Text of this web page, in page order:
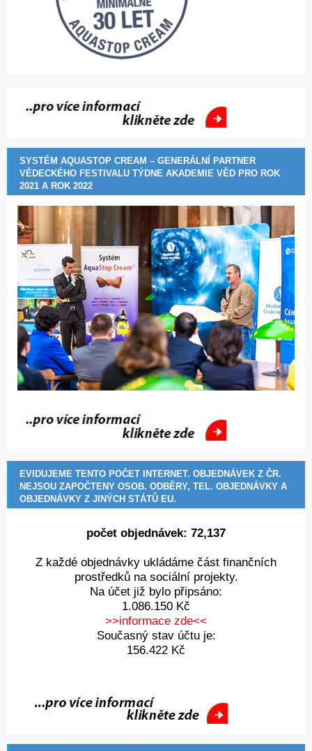
SYSTÉM AQUASTOP CREAM – GENERÁLNÍ PARTNER
VĚDECKÉHO FESTIVALU TÝDNE AKADEMIE VĚD PRO ROK
2021 A ROK 2022
EVIDUJEME TENTO POČET INTERNET. OBJEDNÁVEK Z ČR.
NEJSOU ZAPOČTENY OSOB. ODBĚRY, TEL. OBJEDNÁVKY A
OBJEDNÁVKY Z JINÝCH STÁTŮ EU.
počet objednávek: 72,383
Z každé objednávky ukládáme část finančních
prostředků na sociální projekty.
Na účet již bylo připsáno:
1.086.150 Kč
>>informace zde<<
Současný stav účtu je:
156.422 Kč